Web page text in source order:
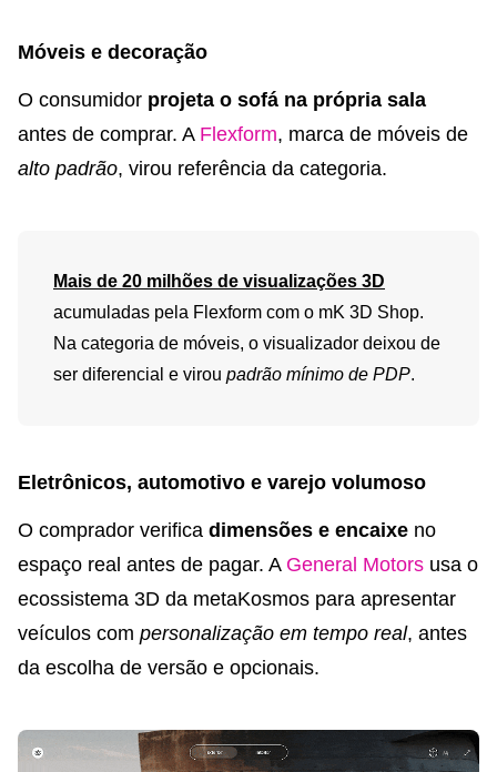
Móveis e decoração
O consumidor projeta o sofá na própria sala
antes de comprar. A Flexform, marca de móveis de
alto padrão, virou referência da categoria.
Mais de 20 milhões de visualizações 3D
acumuladas pela Flexform com o mK 3D Shop.
Na categoria de móveis, o visualizador deixou de
ser diferencial e virou padrão mínimo de PDP.
Eletrônicos, automotivo e varejo volumoso
O comprador verifica dimensões e encaixe no
espaço real antes de pagar. A General Motors usa o
ecossistema 3D da metaKosmos para apresentar
veículos com personalização em tempo real, antes
da escolha de versão e opcionais.